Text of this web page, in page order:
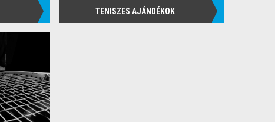
TENISZES AJÁNDÉKOK